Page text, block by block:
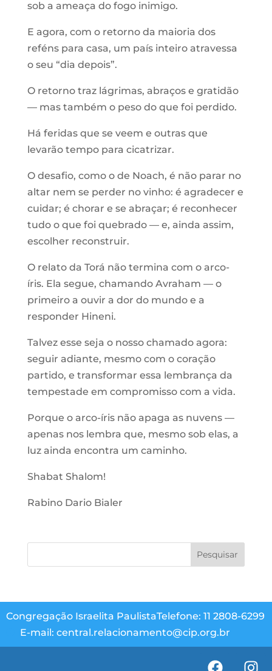
sob a ameaça do fogo inimigo.
E agora, com o retorno da maioria dos
reféns para casa, um país inteiro atravessa
o seu “dia depois”.
O retorno traz lágrimas, abraços e gratidão
— mas também o peso do que foi perdido.
Há feridas que se veem e outras que
levarão tempo para cicatrizar.
O desafio, como o de Noach, é não parar no
altar nem se perder no vinho: é agradecer e
cuidar; é chorar e se abraçar; é reconhecer
tudo o que foi quebrado — e, ainda assim,
escolher reconstruir.
O relato da Torá não termina com o arco-
íris. Ela segue, chamando Avraham — o
primeiro a ouvir a dor do mundo e a
responder Hineni.
Talvez esse seja o nosso chamado agora:
seguir adiante, mesmo com o coração
partido, e transformar essa lembrança da
tempestade em compromisso com a vida.
Porque o arco-íris não apaga as nuvens —
apenas nos lembra que, mesmo sob elas, a
luz ainda encontra um caminho.
Shabat Shalom!
Rabino Dario Bialer
Congregação Israelita PaulistaTelefone: 11 2808-6299
E-mail: central.relacionamento@cip.org.br